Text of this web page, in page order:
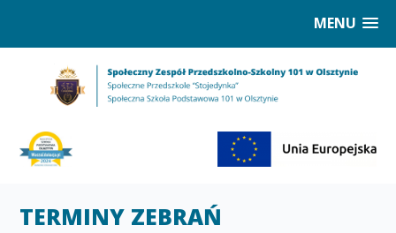
MENU
TERMINY ZEBRAŃ